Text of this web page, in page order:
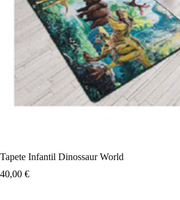
Tapete Infantil Dinossaur World
40,00 €